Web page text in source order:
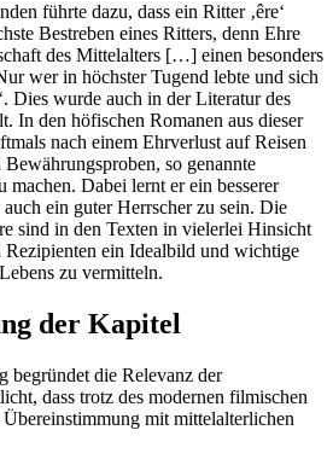
führte dazu, dass ein Ritter ‚êre‘
Bestreben eines Ritters, denn Ehre
des Mittelalters […] einen besonders
wer in höchster Tugend lebte und sich
Dies wurde auch in der Literatur des
In den höfischen Romanen aus dieser
nach einem Ehrverlust auf Reisen
so genannte
machen. Dabei lernt er ein besserer
ein guter Herrscher zu sein. Die
sind in den Texten in vielerlei Hinsicht
Rezipienten ein Idealbild und wichtige
zu vermitteln.
der Kapitel
begründet die Relevanz der
dass trotz des modernen filmischen
mit mittelalterlichen